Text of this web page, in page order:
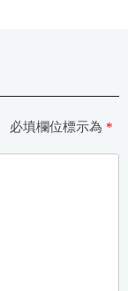
必填欄位標示為 *